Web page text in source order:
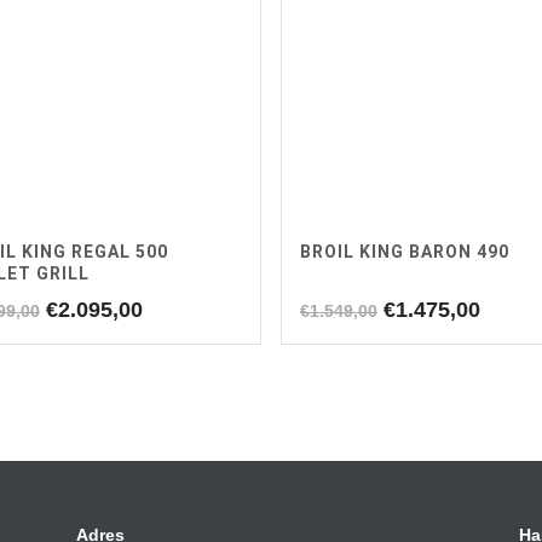
KING REGAL 500
GRILL
Oorspronkelijke
€2.095,00Huidige
BROIL KING BARON 490
€1.549,00 Oorspronkelijke
€1.475,00
Adres